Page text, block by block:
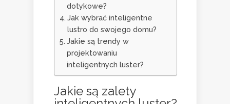
dotykowe?
Jak wybrać inteligentne
lustro do swojego domu?
Jakie są trendy w
projektowaniu
inteligentnych luster?
Jakie są zalety